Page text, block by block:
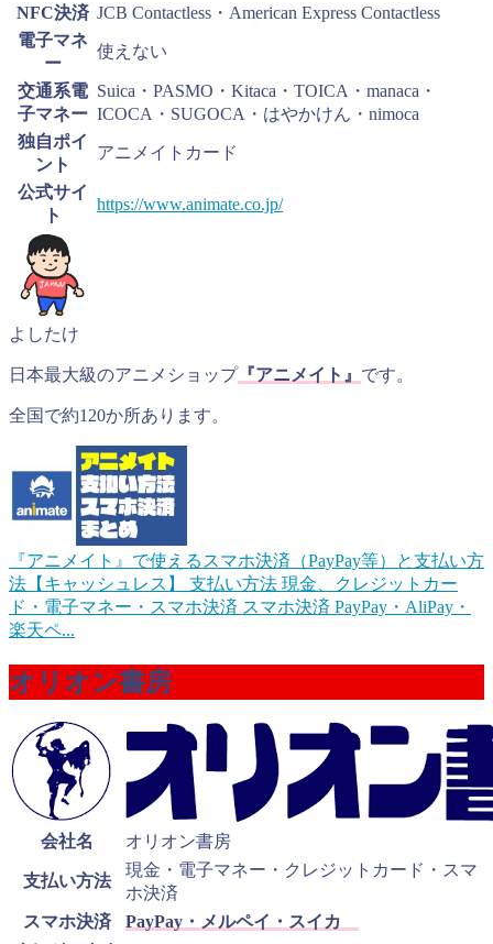
NFC決済 JCB Contactless・American Express Contactless
電子マネ
ー
使えない
交通系電
子マネー
Suica・PASMO・Kitaca・TOICA・manaca・
ICOCA・SUGOCA・はやかけん・nimoca
独自ポイ
ント
アニメイトカード
公式サイ
ト
https://www.animate.co.jp/
よしたけ
日本最大級のアニメショップ『アニメイト』 です。
全国で約120か所あります。
『アニメイト』で使えるスマホ決済（PayPay等）と支払い方
法【キャッシュレス】
支払い方法 現金、クレジットカー
ド・電子マネー・スマホ決済 スマホ決済 PayPay・AliPay・
楽天ペ...
オリオン書房
会社名 オリオン書房
支払い方法
現金・電子マネー・クレジットカード・スマ
ホ決済
スマホ決済
PayPay・メルペイ・スイカ